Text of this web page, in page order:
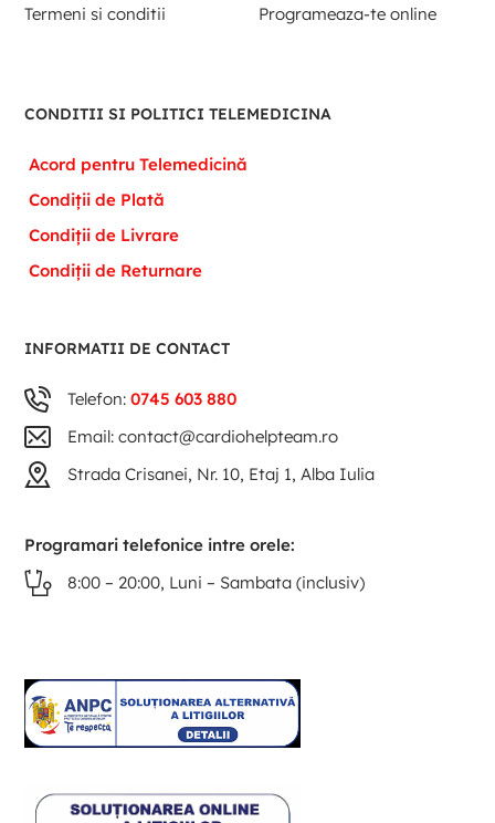
Termeni si conditii
Programeaza-te online
CONDITII SI POLITICI TELEMEDICINA
Acord pentru Telemedicină
Condiții de Plată
Condiții de Livrare
Condiții de Returnare
INFORMATII DE CONTACT
Telefon:0745 603 880
Email: contact@cardiohelpteam.ro
Strada Crisanei, Nr. 10, Etaj 1, Alba Iulia
Programari telefonice intre orele:
8:00 – 20:00, Luni – Sambata (inclusiv)